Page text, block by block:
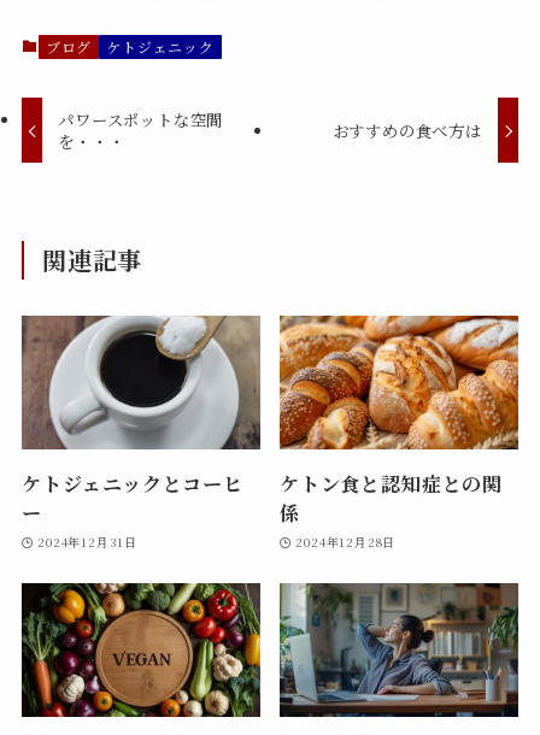
ブログ ケトジェニック
パワースポットな空間
を・・・
おすすめの食べ方は
関連記事
ケトジェニックとコーヒ
ー
2024年12月31日
ケトン食と認知症との関
係
2024年12月28日